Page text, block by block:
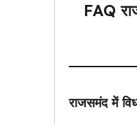
FAQ
राजसमंदमें